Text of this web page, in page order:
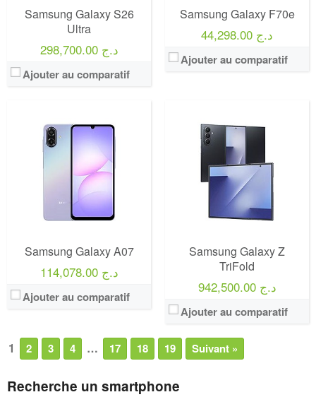
Samsung Galaxy S26
Ultra
298,700.00 د.ج
Ajouter au comparatif
Samsung Galaxy F70e
44,298.00 د.ج
Ajouter au comparatif
Samsung Galaxy A07
114,078.00 د.ج
Ajouter au comparatif
Samsung Galaxy Z
TriFold
942,500.00 د.ج
Ajouter au comparatif
1 2 3 4 … 17 18 19 Suivant »
Recherche un smartphone